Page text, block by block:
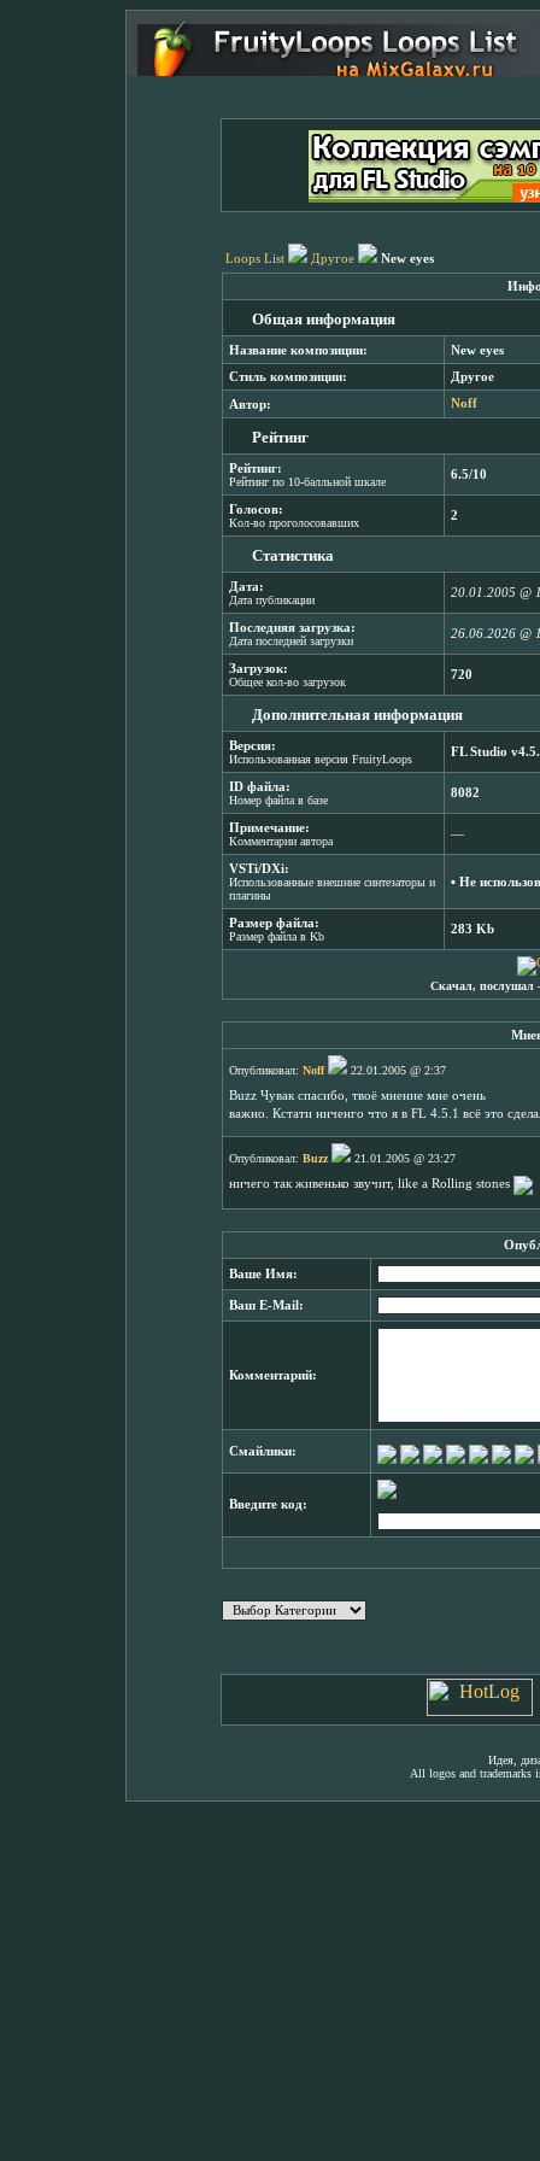
Loops List Другое New eyes
Общая информация
Название композиции: New eyes
Стиль композиции: Другое
Автор: Noff
Рейтинг
Рейтинг:
Рейтинг по 10-балльной шкале
6.5/10
Голосов:
Кол-во проголосовавших
2
Статистика
Дата:
Дата публикации
20.01.2005 @
Последняя загрузка:
Дата последней загрузки
26.06.2026 @
Загрузок:
Общее кол-во загрузок
720
Дополнительная информация
Версия:
Использованная версия FruityLoops
FL Studio
ID файла:
Номер файла в базе
8082
Примечание:
Комментарии автора
―
VSTi/DXi:
Использованные внешние синтезаторы и
плагины
▪ Не
Размер файла:
Размер файла в Kb
283 Kb
Скачал, послушал
Опубликовал: Noff
22.01.2005 @ 2:37
Buzz Чувак спасибо, твоё мнение мне очень
важно. Кстати ниченго что я в FL 4.5.1 всё это
Опубликовал: Buzz
21.01.2005 @ 23:27
ничего так живенько звучит, like a Rolling stones
Ваше Имя:
Ваш E-Mail:
Комментарий:
Смайлики:
Введите код:
Идея,
All logos and trademarks